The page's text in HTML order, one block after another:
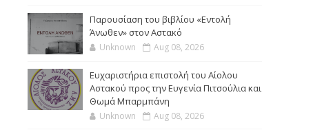
Παρουσίαση του βιβλίου «Εντολή
Άνωθεν» στον Αστακό
Unknown Aug 08, 2026
Ευχαριστήρια επιστολή του Αίολου
Αστακού προς την Ευγενία Πιτσούλια και
Θωμά Μπαρμπάνη
Unknown Aug 08, 2026